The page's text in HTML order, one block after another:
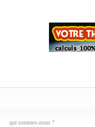
Spécial AQ 7.84 jan.2025
Septembre 2024
Avril 2024
qui sommes-nous ?